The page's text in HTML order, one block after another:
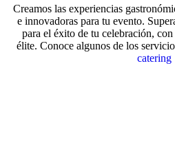
Creamos las experiencias
e innovadoras para tu evento.
para el éxito de tu celebración,
élite. Conoce algunos de los
catering